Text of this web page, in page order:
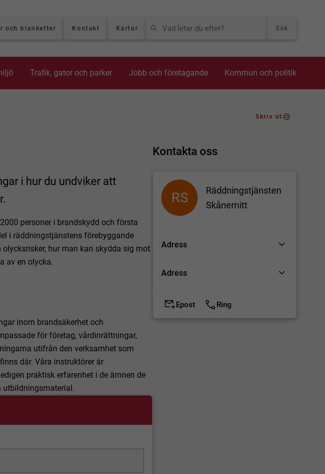
och blanketter Kontakt Kartor Sök
Trafik, gator och parker Jobb och företagande Kommun och politik
Skriv ut
i hur du undviker att
personer i brandskydd och första
i räddningstjänstens förebyggande
hur man kan skydda sig mot
av en olycka.
inom brandsäkerhet och
för företag, vårdinrättningar,
utifrån den verksamhet som
där. Våra instruktörer är
praktisk erfarenhet i de ämnen de
utbildningsmaterial.
Kontakta oss
RS
Räddningstjänsten
Skånemitt
Adress
Adress
Epost Ring